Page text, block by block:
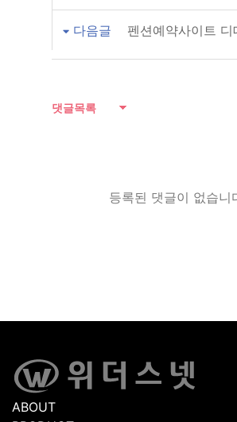
다음글
펜션예약사이트 디
댓글목록
등록된 댓글이 없습니
ABOUT